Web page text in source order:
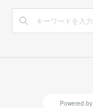
Powered by